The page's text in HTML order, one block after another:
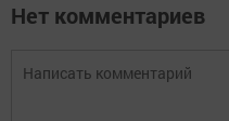
Нет комментариев